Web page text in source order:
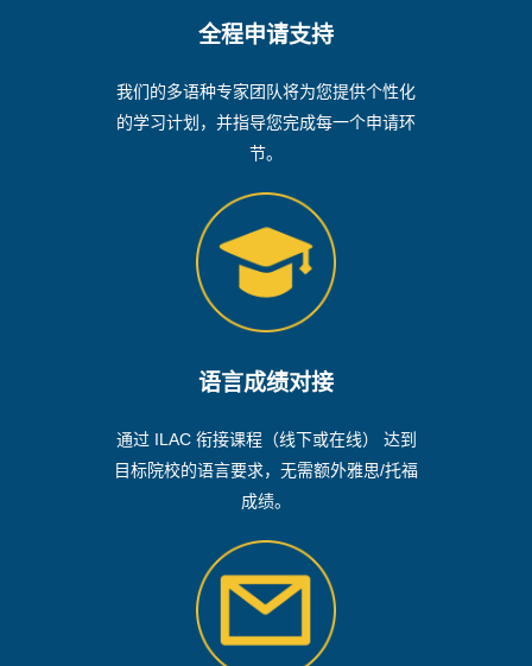
全程申请支持
我们的多语种专家团队将为您提供个性化
的学习计划，并指导您完成每一个申请环
节。
语言成绩对接
通过 ILAC 衔接课程（线下或在线） 达到
目标院校的语言要求，无需额外雅思/托福
成绩。